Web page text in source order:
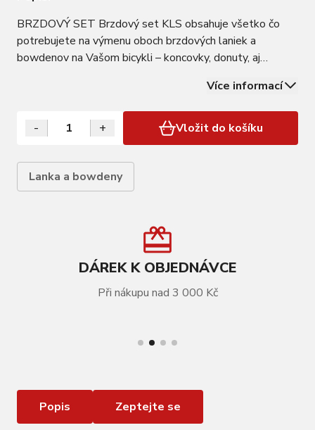
BRZDOVÝ SET Brzdový set KLS obsahuje všetko čo
potrebujete na výmenu oboch brzdových laniek a
bowdenov na Vašom bicykli – koncovky, donuty, aj
jednu pre ROAD a jednu pre MTB – cyklista môže
jednoducho odstrihnúť tú ktorú nepotrebuje.
PODROBNOSTI…
Více informací
- + Vložit do košíku
Lanka a bowdeny
DÁREK K OBJEDNÁVCE
Při nákupu nad 3 000 Kč
Popis Zeptejte se